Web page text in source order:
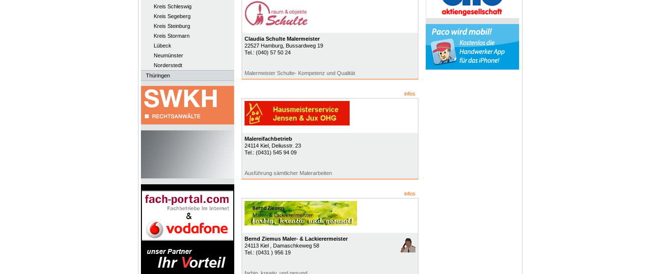
Kreis Schleswig
Kreis Segeberg
Kreis Steinburg
Kreis Stormarn
Lübeck
Neumünster
Norderstedt
Thüringen
Claudia Schulte Malermeister
22527 Hamburg, Bussardweg 19
Tel.: (040) 57 50 24
Malermeister Schulte- Kompetenz und Qualität
infos
Malereifachbetrieb
24114 Kiel, Deliusstr. 23
Tel.: (0431) 545 94 09
Ausführung sämtlicher Malerarbeiten
infos
Bernd Ziemus Maler- & Lackierermeister
24113 Kiel
, Damaschkeweg 58
Tel.: (0431 ) 956 19